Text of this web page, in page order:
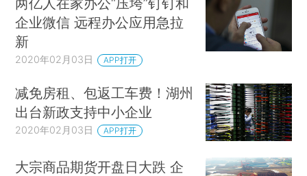
企业微信 远程办公应用急拉
新
2020年02月03日 APP打开
减免房租、包返工车费！湖州
出台新政支持中小企业
2020年02月03日 APP打开
大宗商品期货开盘日大跌 企